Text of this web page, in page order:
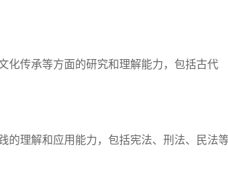
化传承等方面的研究和理解能力，包括古代
的理解和应用能力，包括宪法、刑法、民法